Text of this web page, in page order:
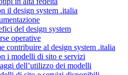
il design system .italia
del design system
operative
contribuire al design system .italia
i modelli di sito e servizi
dell’utilizzo dei modelli